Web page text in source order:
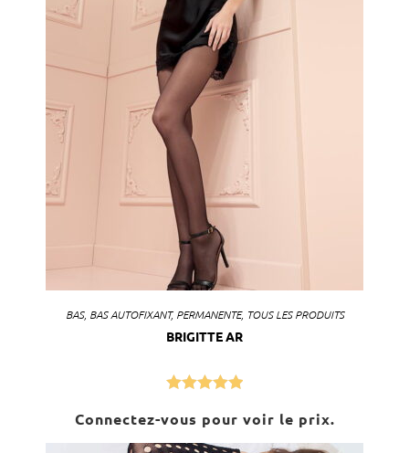
BAS, BAS AUTOFIXANT, PERMANENTE, TOUS LES PRODUITS
BRIGITTE AR
sur 5
Connectez-vous pour voir le prix.